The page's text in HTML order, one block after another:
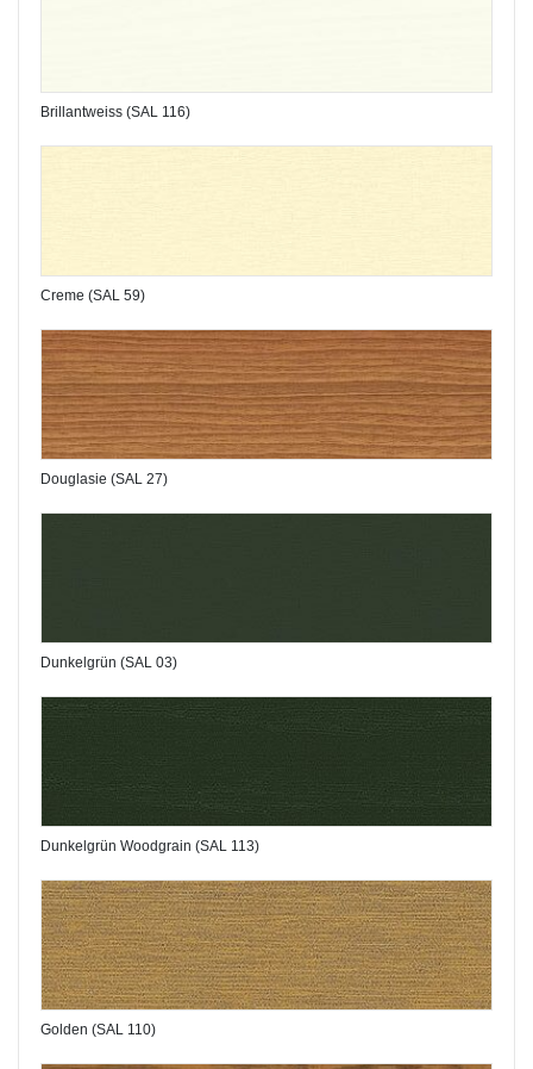
Brillantweiss (SAL 116)
Creme (SAL 59)
Douglasie (SAL 27)
Dunkelgrün (SAL 03)
Dunkelgrün Woodgrain (SAL 113)
Golden (SAL 110)